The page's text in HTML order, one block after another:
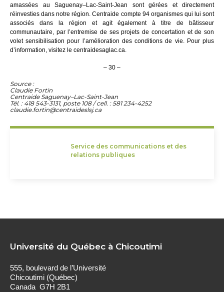
amassées au Saguenay–Lac-Saint-Jean sont gérées et directement
réinvesties dans notre région. Centraide compte 94 organismes qui lui sont
associés dans la région et agit également à titre de bâtisseur
communautaire, par l’entremise de ses projets de concertation et de son
volet sensibilisation pour l’amélioration des conditions de vie. Pour plus
d’information, visitez le centraidesaglac.ca.
– 30 –
Source :
Claudie Fortin
Centraide Saguenay–Lac-Saint-Jean
Tél. : 418 543-3131, poste 108 / cell. : 581 234-4252
claudie.fortin@centraideslsj.ca
Service des communications et des
relations publiques
Université du Québec à Chicoutimi
555, boulevard de l’Université
Chicoutimi (Québec)
Canada G7H 2B1